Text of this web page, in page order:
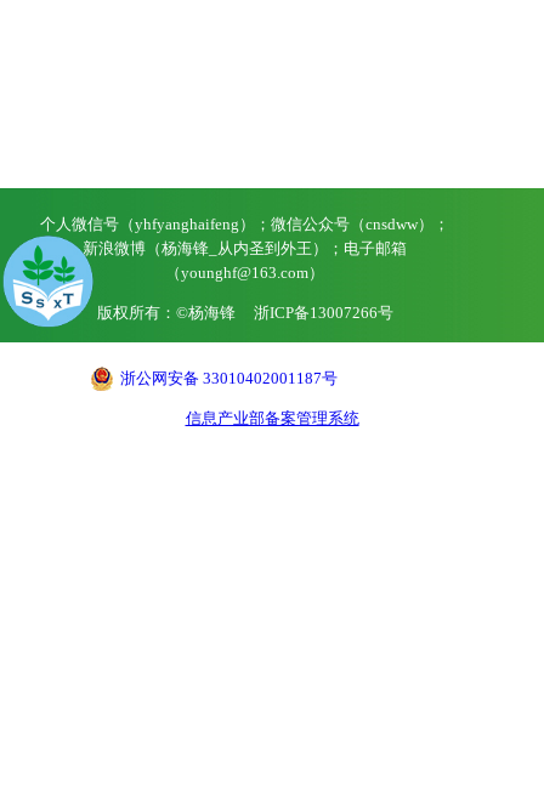
个人微信号（yhfyanghaifeng）；微信公众号（cnsdww）；
新浪微博（杨海锋_从内圣到外王）；电子邮箱
（younghf@163.com）
版权所有：©杨海锋 浙ICP备13007266号
浙公网安备 33010402001187号
信息产业部备案管理系统